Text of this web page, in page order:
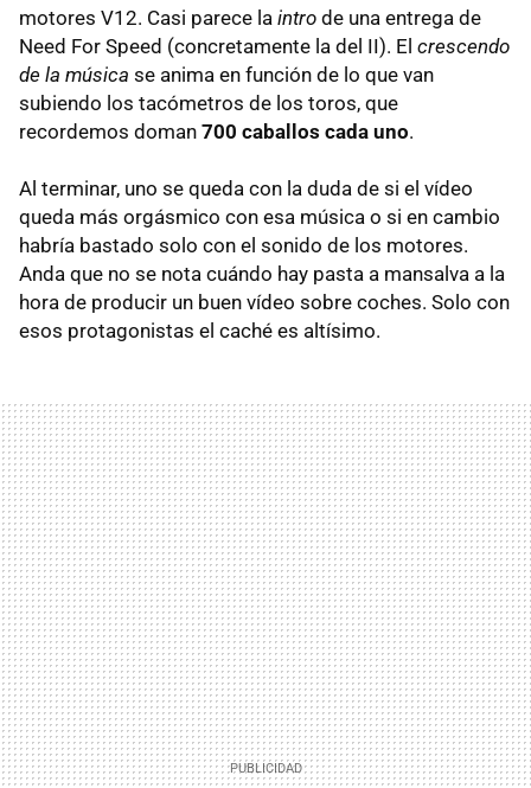
motores V12. Casi parece la intro de una entrega de
Need For Speed (concretamente la del II). El crescendo
de la música se anima en función de lo que van
subiendo los tacómetros de los toros, que
recordemos doman 700 caballos cada uno.
Al terminar, uno se queda con la duda de si el vídeo
queda más orgásmico con esa música o si en cambio
habría bastado solo con el sonido de los motores.
Anda que no se nota cuándo hay pasta a mansalva a la
hora de producir un buen vídeo sobre coches. Solo con
esos protagonistas el caché es altísimo.